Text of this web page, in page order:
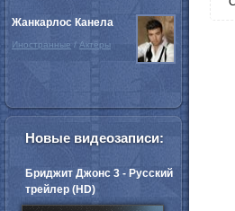
Жанкарлос Канела
Иностранные / Актёры
Новые видеозаписи:
Бриджит Джонс 3 - Русский
трейлер (HD)